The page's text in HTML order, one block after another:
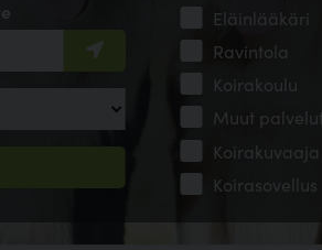
Eläinlääkäri
Ravintola
Koirakoulu
Muut palvelut
Koirakuvaaja
Koirasovellus